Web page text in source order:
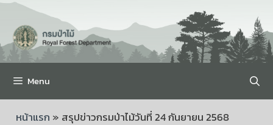
Menu
หน้าแรก » สรุปข่าวกรมป่าไม้วันที่ 24 กันยายน 2568